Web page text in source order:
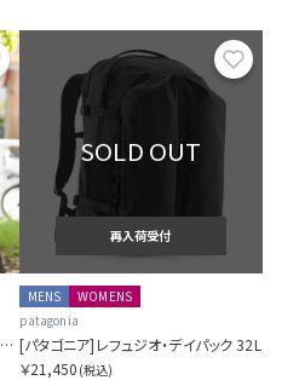
お気に入り
[パタゴニア]ウィメンズ・キャプリーン・クール・デイリー・シャツ（フィッツロイ・フットヒルズ）
SOLD OUT
再入荷受付
MENS
WOMENS
patagonia
[パタゴニア]レフュジオ・デイパック 32L
￥21,450 (税込)